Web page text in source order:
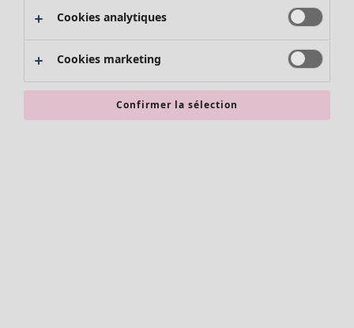
Promos SOLDES
Les promos de Gudrun Sjödén
Nouvel arrivage
Bonnes affaires en soldes - jusqu'à -70
Cookies analytiques
Cookies marketing
Confirmer la sélection